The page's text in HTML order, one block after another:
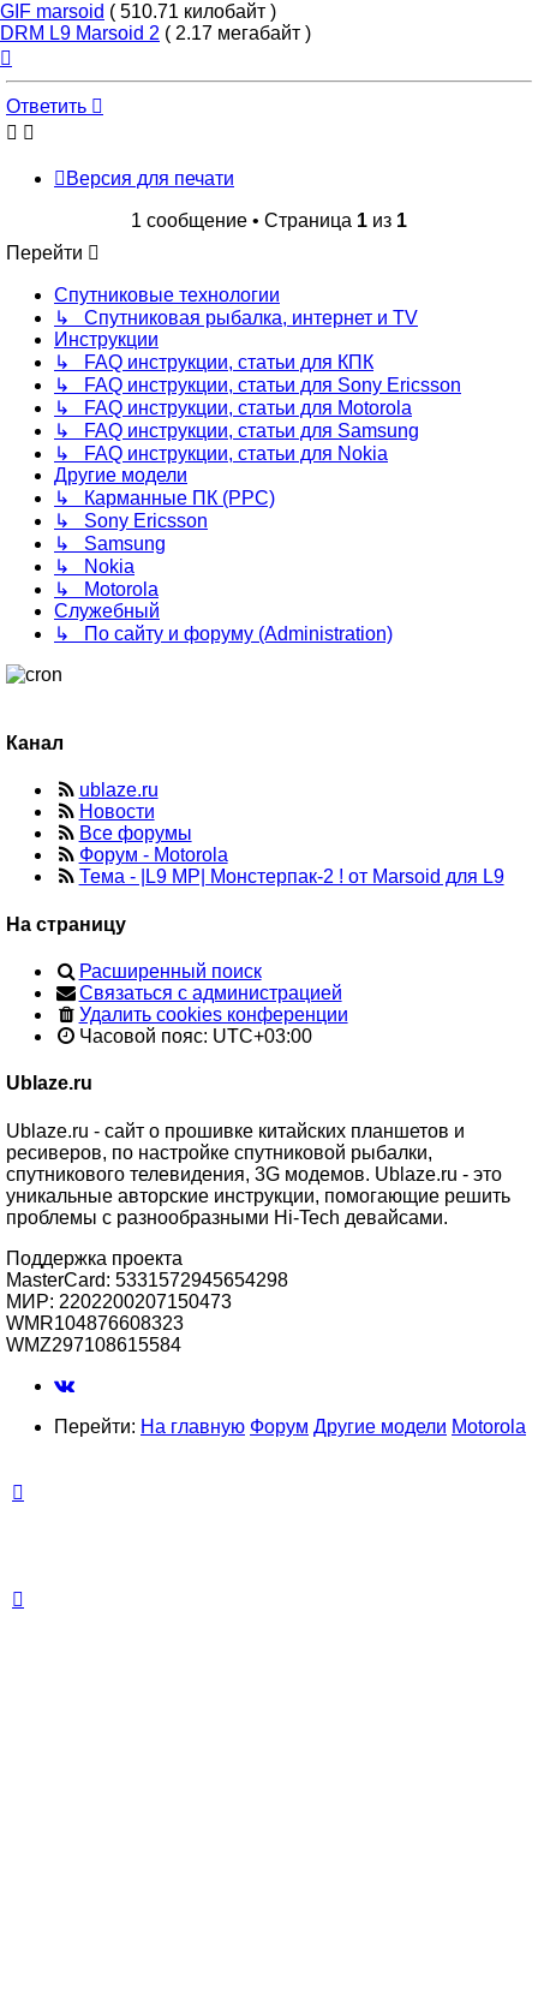
GIF marsoid ( 510.71 килобайт )
DRM L9 Marsoid 2 ( 2.17 мегабайт )
началу
Ответить
Версия для печати
1 сообщение • Страница 1 из 1
Перейти
Спутниковые технологии
↳ Спутниковая рыбалка, интернет и TV
Инструкции
↳ FAQ инструкции, статьи для КПК
↳ FAQ инструкции, статьи для Sony Ericsson
↳ FAQ инструкции, статьи для Motorola
↳ FAQ инструкции, статьи для Samsung
↳ FAQ инструкции, статьи для Nokia
Другие модели
↳ Карманные ПК (PPC)
↳ Sony Ericsson
↳ Samsung
↳ Nokia
↳ Motorola
Служебный
↳ По сайту и форуму (Administration)
Канал
ublaze.ru
Новости
Все форумы
Форум - Motorola
Тема - |L9 MP| Монстерпак-2 ! от Marsoid для L9
На страницу
Расширенный поиск
Связаться с администрацией
Удалить cookies конференции
Часовой пояс: UTC+03:00
Ublaze.ru
Ublaze.ru - сайт о прошивке китайских планшетов и
ресиверов, по настройке спутниковой рыбалки,
спутникового телевидения, 3G модемов. Ublaze.ru - это
уникальные авторские инструкции, помогающие решить
проблемы с разнообразными Hi-Tech девайсами.
Поддержка проекта
MasterCard: 5331572945654298
МИР: 2202200207150473
WMR104876608323
WMZ297108615584
Перейти: На главную Форум Другие модели Motorola